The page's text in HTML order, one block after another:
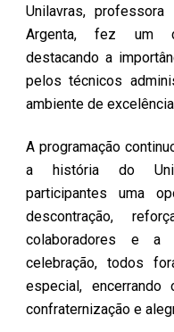
Unilavras, professora
Argenta, fez um
destacando a
pelos técnicos
ambiente de
A programação
a história do
participantes uma
descontração,
colaboradores e a
celebração, todos
especial,
confraternização e